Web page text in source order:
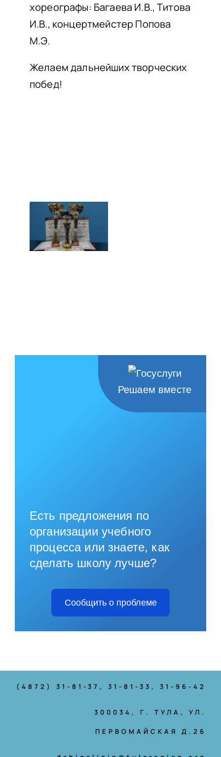
хореографы: Багаева И.В., Титова
И.В., концертмейстер Попова
М.Э.
Желаем дальнейших творческих
побед!
Решаем вместе
Есть предложения по
организации учебного
процесса или знаете, как
сделать школу лучше?
Сообщить о проблеме
(4872) 31-81-37, 31-81-33, 31-96-42
300034, Г. ТУЛА, УЛ.
ПЕРВОМАЙСКАЯ Д.26